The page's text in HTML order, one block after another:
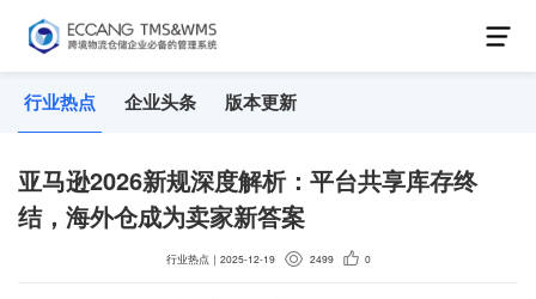
行业热点 企业头条 版本更新
亚马逊2026新规深度解析：平台共享库存终
结，海外仓成为卖家新答案
行业热点 ｜ 2025-12-19 2499 0